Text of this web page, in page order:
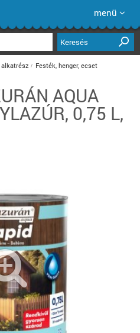
menü
Keresés
alkatrész Festék, henger, ecset
AQUA
0,75 L,